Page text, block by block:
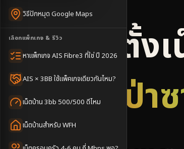
วิธีปักหมุด Google Maps
เลือกแพ็กเกจ & รีวิว
หาแพ็กเกจ AIS Fibre3 ที่ใช่ ปี 2026
AIS × 3BB ใช้แพ็คเกจเดียวกันไหม?
เน็ตบ้าน 3bb 500/500 ดีไหม
เน็ตบ้านสำหรับ WFH
รับติดตั้ง
อำเภอป่า